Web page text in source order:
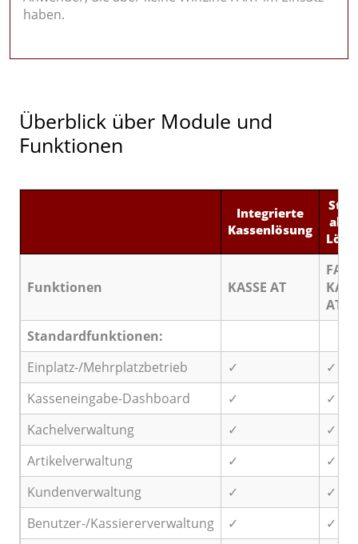
haben.
Überblick über Module und
Funktionen
Integrierte
Kassenlösung
Funktionen KASSE AT
FAKT
AT
Standardfunktionen:
Einplatz-/Mehrplatzbetrieb
✓
✓
Kasseneingabe-Dashboard
✓
✓
Kachelverwaltung
✓
✓
Artikelverwaltung
✓
✓
Kundenverwaltung
✓
✓
Benutzer-/Kassiererverwaltung
✓ ✓